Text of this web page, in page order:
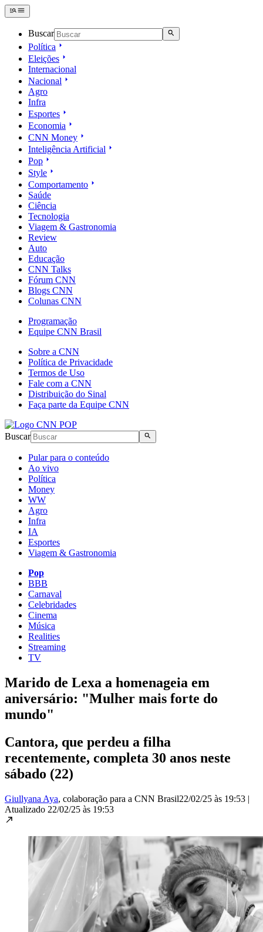
Buscar
Política
Eleições
Internacional
Nacional
Agro
Infra
Esportes
Economia
CNN Money
Inteligência Artificial
Pop
Style
Comportamento
Saúde
Ciência
Tecnologia
Viagem & Gastronomia
Review
Auto
Educação
CNN Talks
Fórum CNN
Blogs CNN
Colunas CNN
Programação
Equipe CNN Brasil
Sobre a CNN
Política de Privacidade
Termos de Uso
Fale com a CNN
Distribuição do Sinal
Faça parte da Equipe CNN
Buscar
Pular para o conteúdo
Ao vivo
Política
Money
WW
Agro
Infra
IA
Esportes
Viagem & Gastronomia
Pop
BBB
Carnaval
Celebridades
Cinema
Música
Realities
Streaming
TV
Marido de Lexa a homenageia em
aniversário: "Mulher mais forte do
mundo"
Cantora, que perdeu a filha
recentemente, completa 30 anos neste
sábado (22)
Giullyana Aya, colaboração para a CNN Brasil22/02/25 às 19:53 |
Atualizado 22/02/25 às 19:53